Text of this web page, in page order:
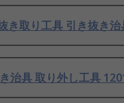
き取り工具 引き抜き治
治具 取り外し工具